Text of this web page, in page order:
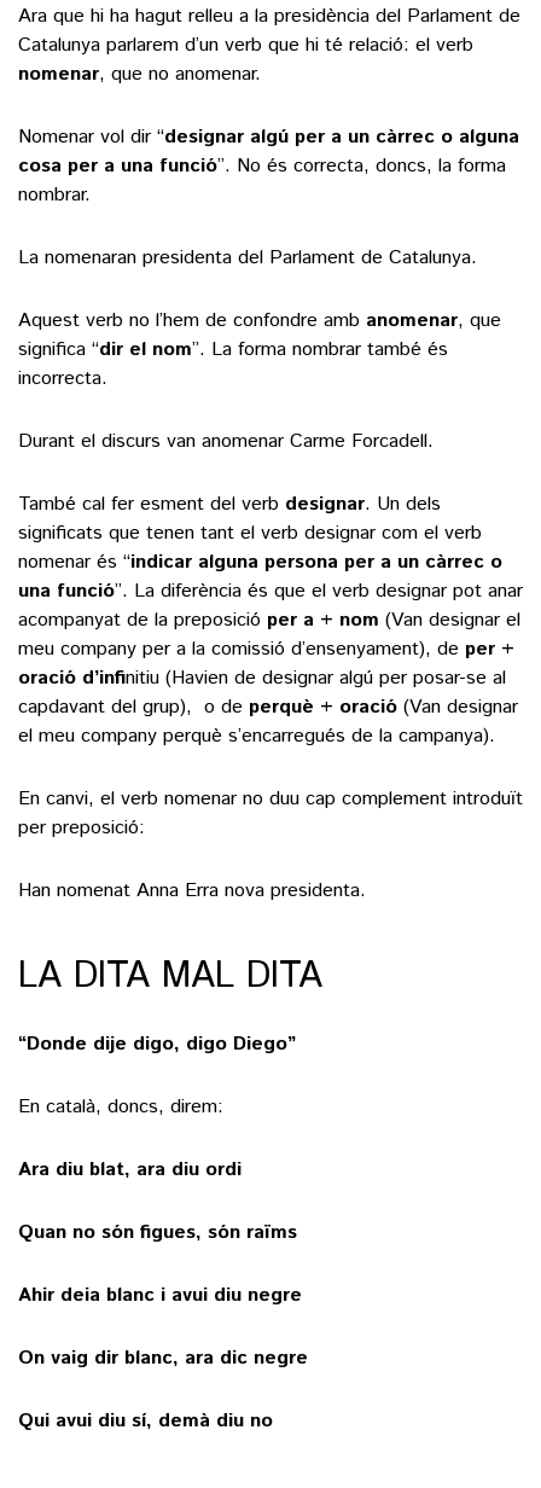
POLÍTICA
ECONOMIA
ESPORTS
HOQUEI PATINS
VEURE TOTES
CULTURA
CALAIX
VEURE TOTES
FOTOGALERIES
AGENDA
Ara que hi ha hagut relleu a la presidència del Parlament de
Catalunya parlarem d’un verb que hi té relació: el verb
nomenar, que no anomenar.
Nomenar vol dir “designar algú per a un càrrec o alguna
cosa per a una funció”. No és correcta, doncs, la forma
nombrar.
La nomenaran presidenta del Parlament de Catalunya.
Aquest verb no l’hem de confondre amb anomenar, que
significa “dir el nom”. La forma nombrar també és
incorrecta.
Durant el discurs van anomenar Carme Forcadell.
També cal fer esment del verb designar. Un dels
significats que tenen tant el verb designar com el verb
nomenar és “indicar alguna persona per a un càrrec o
una funció”. La diferència és que el verb designar pot anar
acompanyat de la preposició per a + nom (Van designar el
meu company per a la comissió d’ensenyament), de per +
oració d’infinitiu (Havien de designar algú per posar-se al
capdavant del grup), o de perquè + oració (Van designar
el meu company perquè s’encarregués de la campanya).
En canvi, el verb nomenar no duu cap complement introduït
per preposició:
Han nomenat Anna Erra nova presidenta.
LA DITA MAL DITA
“Donde dije digo, digo Diego”
En català, doncs, direm:
Ara diu blat, ara diu ordi
Quan no són figues, són raïms
Ahir deia blanc i avui diu negre
On vaig dir blanc, ara dic negre
Qui avui diu sí, demà diu no